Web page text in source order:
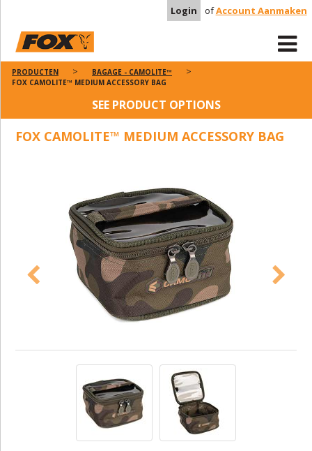
Login ofAccount Aanmaken
PRODUCTEN
BAGAGE - CAMOLITE™
FOX CAMOLITE™ MEDIUM ACCESSORY BAG
SEE PRODUCT OPTIONS
FOX CAMOLITE™ MEDIUM ACCESSORY BAG